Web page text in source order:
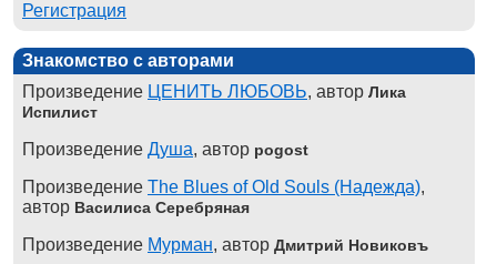
Регистрация
Знакомство с авторами
Произведение ЦЕНИТЬ ЛЮБОВЬ, автор Лика
Испилист
Произведение Душа, автор pogost
Произведение The Blues of Old Souls (Надежда),
автор Василиса Серебряная
Произведение Мурман, автор Дмитрий Новиковъ